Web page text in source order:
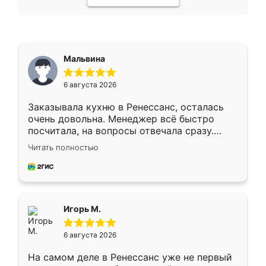
Мальвина
6 августа 2026
Заказывала кухню в Ренессанс, осталась
очень довольна. Менеджер всё быстро
посчитала, на вопросы отвечала сразу.
Замерщик приехал в субботу, подошёл к
делу со всей ответственностью. Собрали
за день, ребята работали аккуратно, даже
Читать полностью
Игорь М.
6 августа 2026
На самом деле в Ренессанс уже не первый